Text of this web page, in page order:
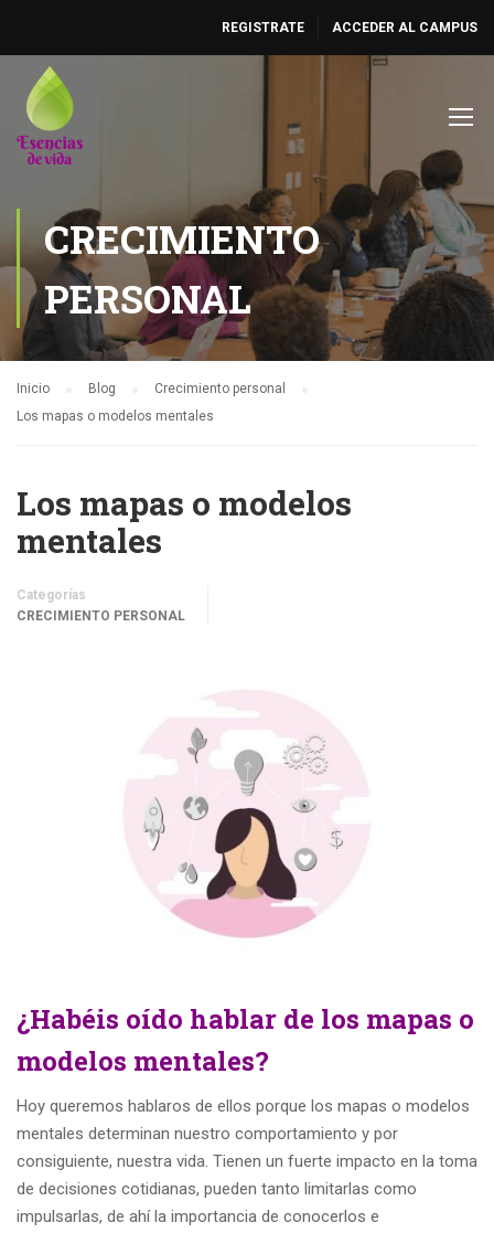
REGISTRATE ACCEDER AL CAMPUS
CRECIMIENTO
PERSONAL
Inicio Blog
Crecimiento personal
Los mapas o modelos mentales
Los mapas o modelos
mentales
Categorías
CRECIMIENTO PERSONAL
¿Habéis oído hablar de los mapas o
modelos mentales?
Hoy queremos hablaros de ellos porque los mapas o modelos
mentales determinan nuestro comportamiento y por
consiguiente, nuestra vida. Tienen un fuerte impacto en la toma
de decisiones cotidianas, pueden tanto limitarlas como
impulsarlas, de ahí la importancia de conocerlos e